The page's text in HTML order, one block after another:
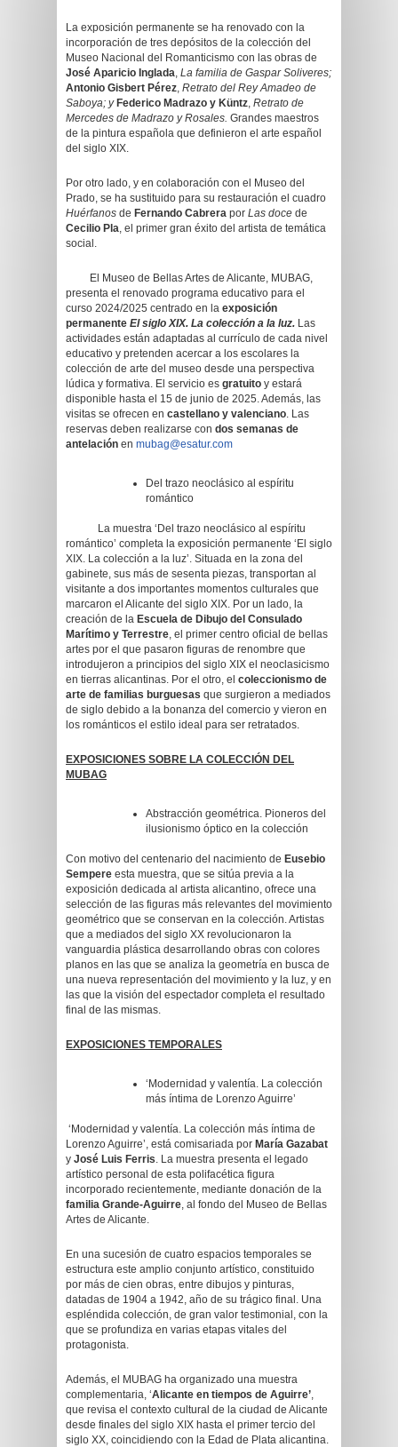
La exposición permanente se ha renovado con la
incorporación de tres depósitos de la colección del
Museo Nacional del Romanticismo con las obras de
José Aparicio Inglada, La familia de Gaspar Soliveres;
Antonio Gisbert Pérez, Retrato del Rey Amadeo de
Saboya; y Federico Madrazo y Küntz, Retrato de
Mercedes de Madrazo y Rosales. Grandes maestros
de la pintura española que definieron el arte español
del siglo XIX.
Por otro lado, y en colaboración con el Museo del
Prado, se ha sustituido para su restauración el cuadro
Huérfanos de Fernando Cabrera por Las doce de
Cecilio Pla, el primer gran éxito del artista de temática
social.
El Museo de Bellas Artes de Alicante, MUBAG,
presenta el renovado programa educativo para el
curso 2024/2025 centrado en la exposición
permanente El siglo XIX. La colección a la luz. Las
actividades están adaptadas al currículo de cada nivel
educativo y pretenden acercar a los escolares la
colección de arte del museo desde una perspectiva
lúdica y formativa. El servicio es gratuito y estará
disponible hasta el 15 de junio de 2025. Además, las
visitas se ofrecen en castellano y valenciano. Las
reservas deben realizarse con dos semanas de
antelación en mubag@esatur.com
Del trazo neoclásico al espíritu
romántico
La muestra ‘Del trazo neoclásico al espíritu
romántico’ completa la exposición permanente ‘El siglo
XIX. La colección a la luz’. Situada en la zona del
gabinete, sus más de sesenta piezas, transportan al
visitante a dos importantes momentos culturales que
marcaron el Alicante del siglo XIX. Por un lado, la
creación de la Escuela de Dibujo del Consulado
Marítimo y Terrestre, el primer centro oficial de bellas
artes por el que pasaron figuras de renombre que
introdujeron a principios del siglo XIX el neoclasicismo
en tierras alicantinas. Por el otro, el coleccionismo de
arte de familias burguesas que surgieron a mediados
de siglo debido a la bonanza del comercio y vieron en
los románticos el estilo ideal para ser retratados.
EXPOSICIONES SOBRE LA COLECCIÓN DEL
MUBAG
Abstracción geométrica. Pioneros del
ilusionismo óptico en la colección
Con motivo del centenario del nacimiento de Eusebio
Sempere esta muestra, que se sitúa previa a la
exposición dedicada al artista alicantino, ofrece una
selección de las figuras más relevantes del movimiento
geométrico que se conservan en la colección. Artistas
que a mediados del siglo XX revolucionaron la
vanguardia plástica desarrollando obras con colores
planos en las que se analiza la geometría en busca de
una nueva representación del movimiento y la luz, y en
las que la visión del espectador completa el resultado
final de las mismas.
EXPOSICIONES TEMPORALES
‘Modernidad y valentía. La colección
más íntima de Lorenzo Aguirre’
‘Modernidad y valentía. La colección más íntima de
Lorenzo Aguirre’, está comisariada por María Gazabat
y José Luis Ferris. La muestra presenta el legado
artístico personal de esta polifacética figura
incorporado recientemente, mediante donación de la
familia Grande-Aguirre, al fondo del Museo de Bellas
Artes de Alicante.
En una sucesión de cuatro espacios temporales se
estructura este amplio conjunto artístico, constituido
por más de cien obras, entre dibujos y pinturas,
datadas de 1904 a 1942, año de su trágico final. Una
espléndida colección, de gran valor testimonial, con la
que se profundiza en varias etapas vitales del
protagonista.
Además, el MUBAG ha organizado una muestra
complementaria, ‘Alicante en tiempos de Aguirre’,
que revisa el contexto cultural de la ciudad de Alicante
desde finales del siglo XIX hasta el primer tercio del
siglo XX, coincidiendo con la Edad de Plata alicantina.